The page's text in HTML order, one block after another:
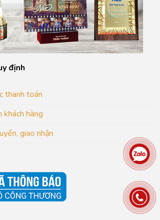
định
thanh toán
hàng
giao nhận